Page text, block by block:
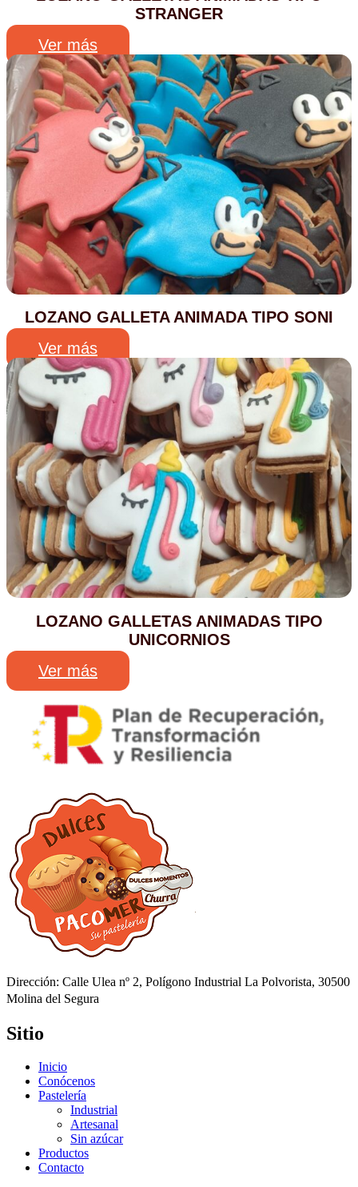
STRANGER
Ver más
LOZANO GALLETA ANIMADA TIPO SONI
Ver más
LOZANO GALLETAS ANIMADAS TIPO
UNICORNIOS
Ver más
Dirección: Calle Ulea nº 2, Polígono Industrial La Polvorista, 30500
Molina del Segura
Sitio
Inicio
Conócenos
Pastelería
Industrial
Artesanal
Sin azúcar
Productos
Contacto